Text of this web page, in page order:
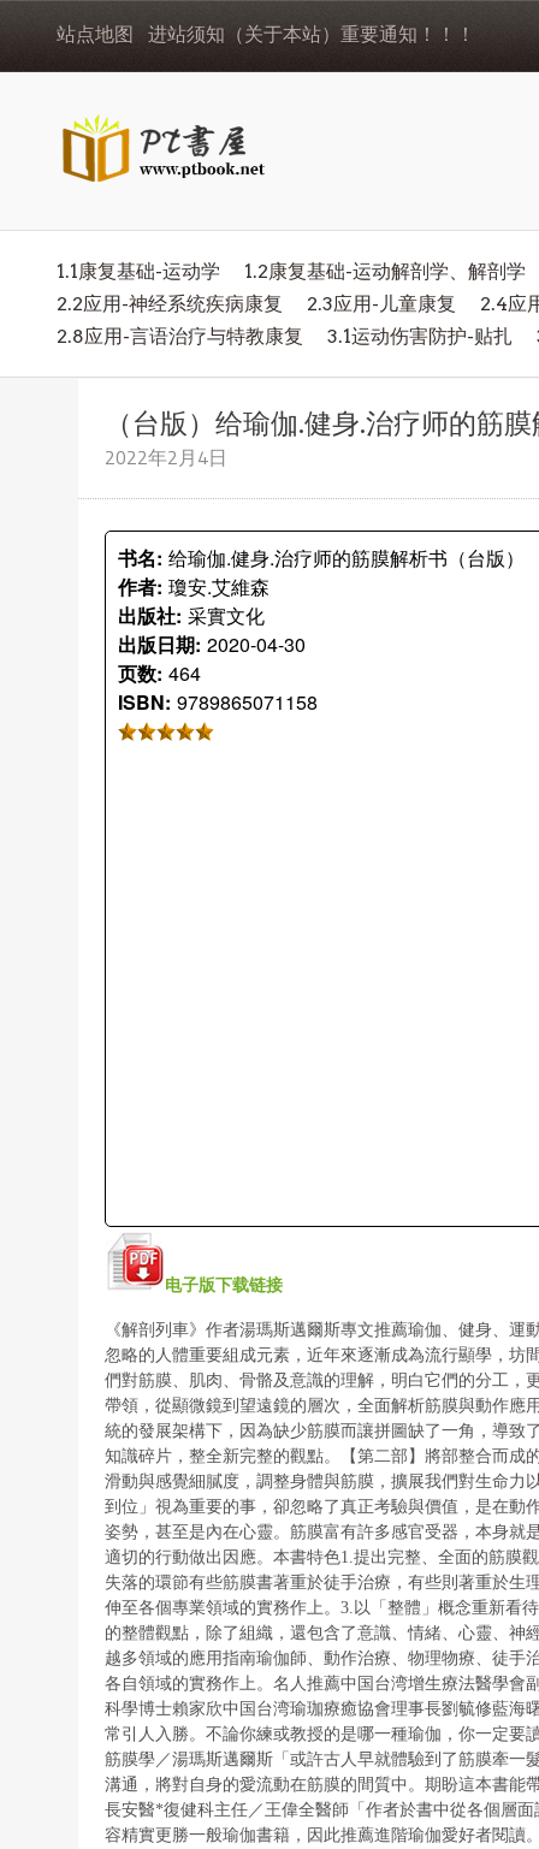
站点地图 进站须知（关于本站）重要通知！！！
1.1康复基础-运动学
1.2康复基础-运动解剖学、解剖学
2.2应用-神经系统疾病康复
2.3应用-儿童康复
2.4应
2.8应用-言语治疗与特教康复
3.1运动伤害防护-贴扎
（台版）给瑜伽.健身.治疗师的筋
2022年2月4日
书名: 给瑜伽.健身.治疗师的筋膜解析书（台版）
作者: 瓊安.艾維森
出版社: 采實文化
出版日期: 2020-04-30
页数: 464
ISBN: 9789865071158
电子版下载链接
《解剖列車》作者湯瑪斯邁爾斯專文推薦瑜伽、健身、運
忽略的人體重要組成元素，近年來逐漸成為流行顯學， 坊
們對筋膜、肌肉、骨骼及意識的理解，明白它們的分工，
帶領，從顯微鏡到望遠鏡的層次，全面解析筋膜與動作應
統的發展架構下，因為缺少筋膜而讓拼圖缺了一角，導致
知識碎片，整全新完整的觀點。
【第二部】 將部整合而成
滑動與感覺細膩度， 調整身體與筋膜，擴展我們對生命力
到位」視為重要的事， 卻忽略了真正考驗與價值，是在動
姿勢，甚至是內在心靈。 筋膜富有許多感官受器，本身就
適切的行動做出因應。 本書特色1.提出完整、全面的筋膜
失落的環節有些筋膜書著重於徒手治療，有些則著重於生
伸至各個專業領域的實務作上。 3.以「整體」概念重新看
的整體觀點，除了組織，還包含了意識、情緒、心靈、
越多領域的應用指南瑜伽師、動作治療、物理物療、徒手
各自領域的實務作上。 名人推薦中国台湾增生療法醫學會
科學博士賴家欣中国台湾瑜珈療癒協會理事長劉毓修藍海
常引人入勝。不論你練或教授的是哪一種瑜伽，你一定要
筋膜學／湯瑪斯邁爾斯「或許古人早就體驗到了筋膜牽一
溝通，將對自身的愛流動在筋膜的間質中。期盼這本書能
長安醫*復健科主任／王偉全醫師 「作者於書中從各個層
容精實更勝一般瑜伽書籍，因此推薦進階瑜伽愛好者閱讀